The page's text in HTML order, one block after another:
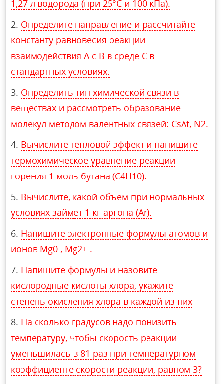
1,27 л водорода (при 25°С и 100 кПа).
Определите направление и рассчитайте
константу равновесия реакции
взаимодействия А с В в среде С в
стандартных условиях.
Определить тип химической связи в
веществах и рассмотреть образование
молекул методом валентных связей: CsAt, N2.
Вычислите тепловой эффект и напишите
термохимическое уравнение реакции
горения 1 моль бутана (C4H10).
Вычислите, какой объем при нормальных
условиях займет 1 кг аргона (Ar).
Напишите электронные формулы атомов и
ионов Mg0 , Mg2+ .
Напишите формулы и назовите
кислородные кислоты хлора, укажите
степень окисления хлора в каждой из них
На сколько градусов надо понизить
температуру, чтобы скорость реакции
уменьшилась в 81 раз при температурном
коэффициенте скорости реакции, равном 3?